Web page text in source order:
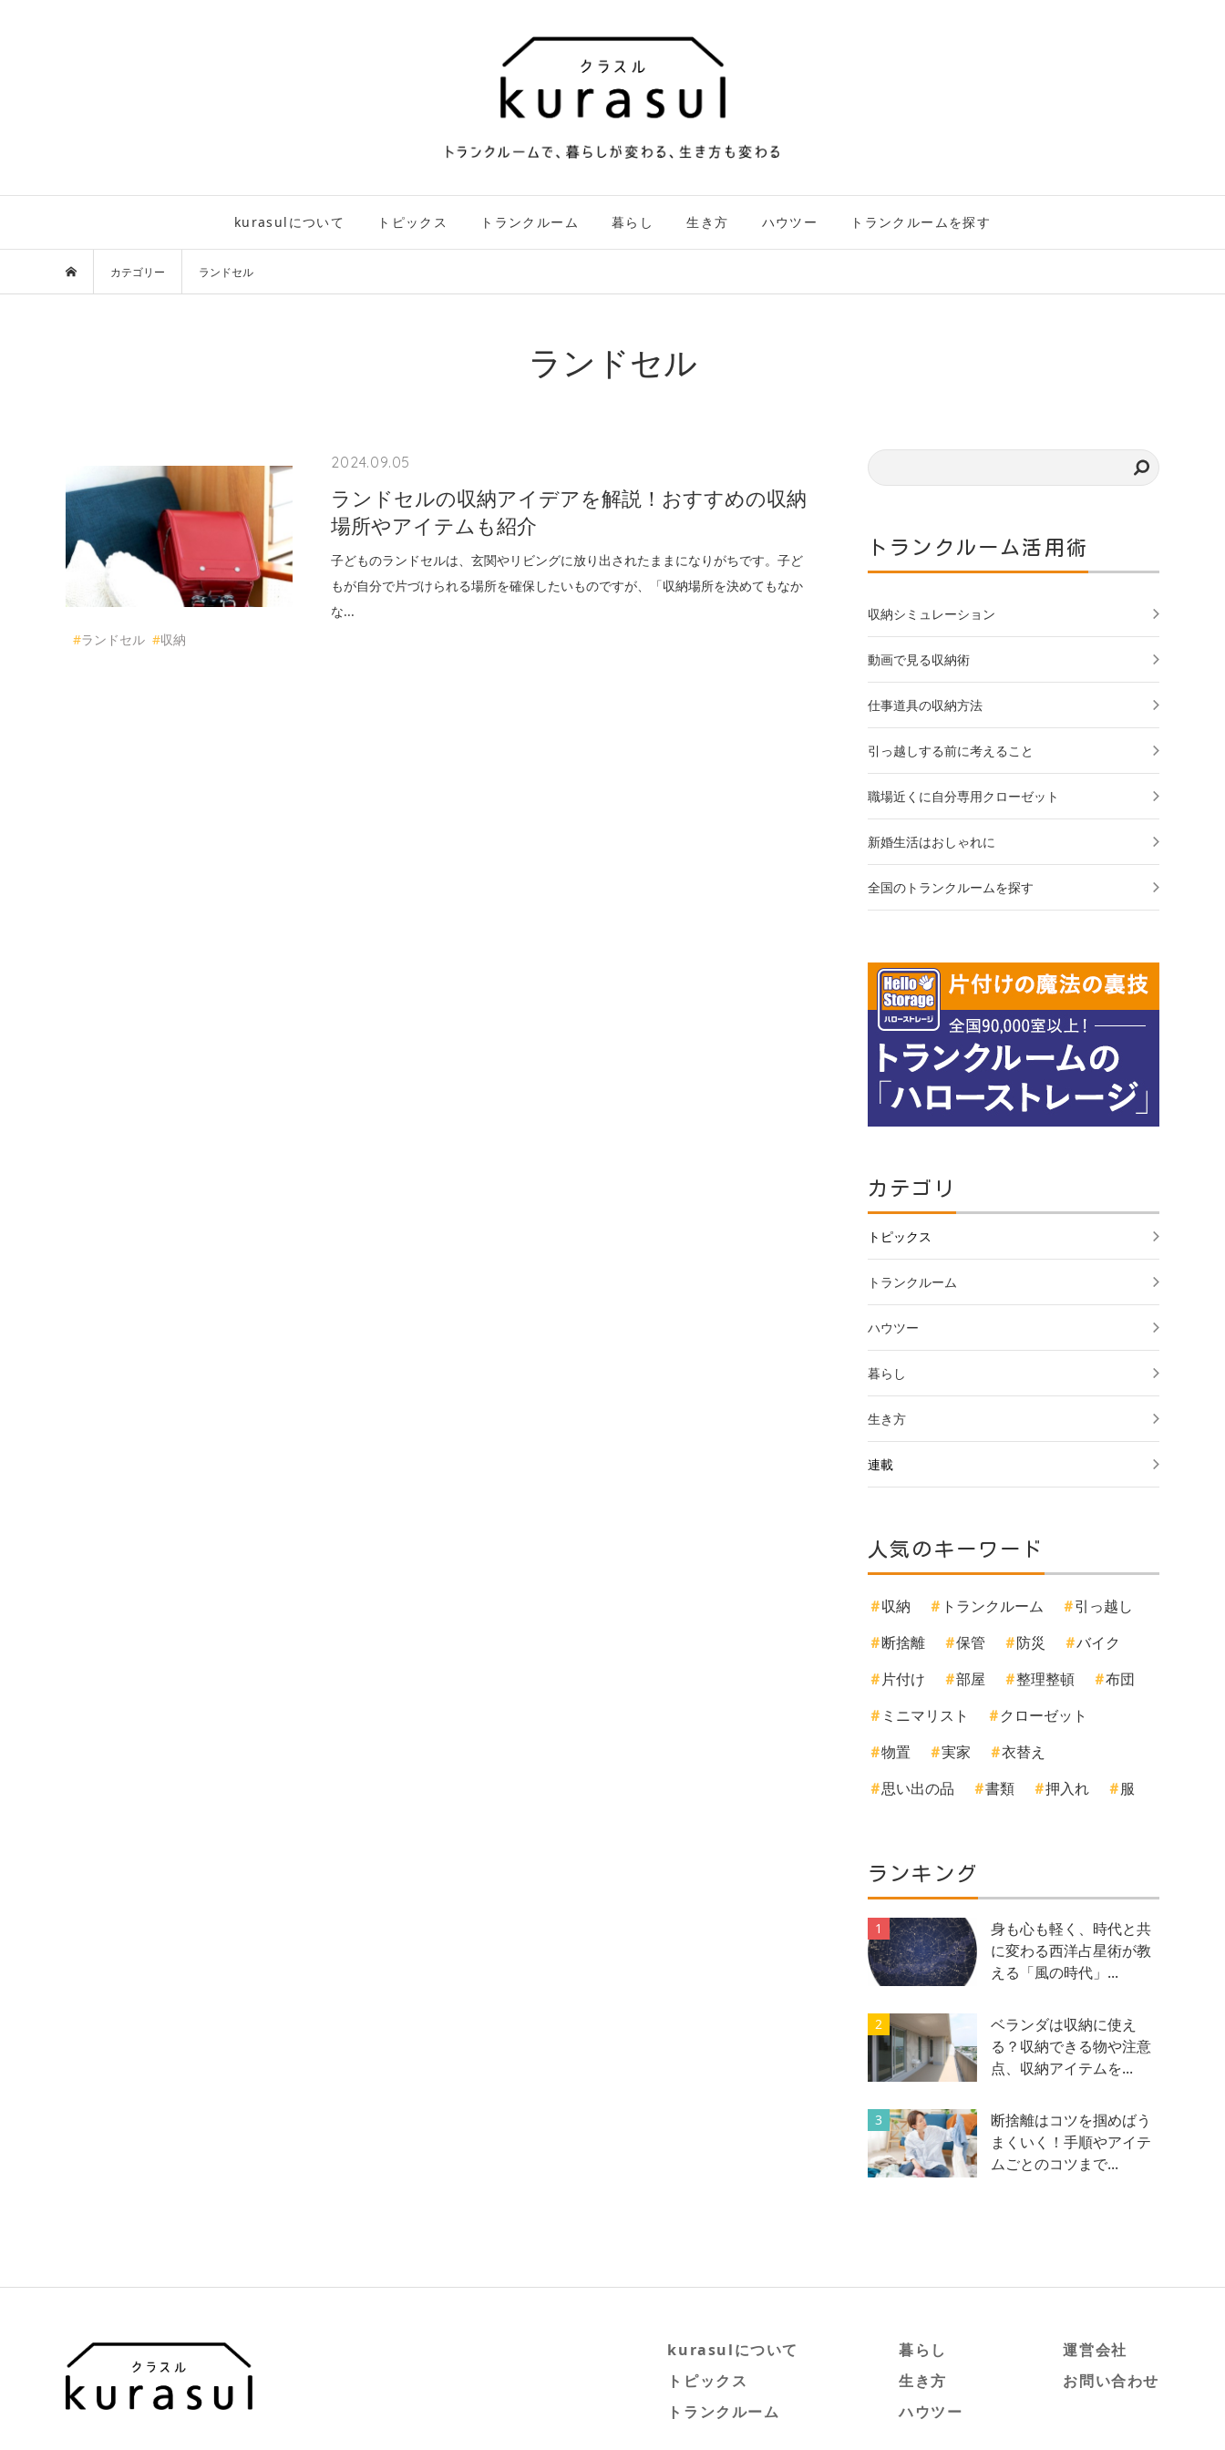
kurasulについて トピックス トランクルーム 暮らし 生き方 ハウツー トランクルームを探す
カテゴリー ランドセル
ランドセル
2024.09.05
ランドセルの収納アイデアを解説！おすすめの収納
場所やアイテムも紹介
子どものランドセルは、玄関やリビングに放り出されたままになりがちです。子ど
もが自分で片づけられる場所を確保したいものですが、「収納場所を決めてもなか
な...
#ランドセル #収納
トランクルーム活用術
収納シミュレーション
動画で見る収納術
仕事道具の収納方法
引っ越しする前に考えること
職場近くに自分専用クローゼット
新婚生活はおしゃれに
全国のトランクルームを探す
カテゴリ
トピックス
トランクルーム
ハウツー
暮らし
生き方
連載
人気のキーワード
収納 トランクルーム
引っ越し
断捨離
保管 防災
バイク
片付け
部屋 整理整頓
布団
ミニマリスト
クローゼット
物置
実家
衣替え
思い出の品
書類 押入れ 服
ランキング
1
身も心も軽く、時代と共
に変わる西洋占星術が教
える「風の時代」...
2
ベランダは収納に使え
る？収納できる物や注意
点、収納アイテムを...
3
断捨離はコツを掴めばう
まくいく！手順やアイテ
ムごとのコツまで...
kurasulについて
トピックス
トランクルーム
暮らし
生き方
ハウツー
運営会社
お問い合わせ